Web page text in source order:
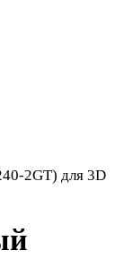
2GT) для 3D